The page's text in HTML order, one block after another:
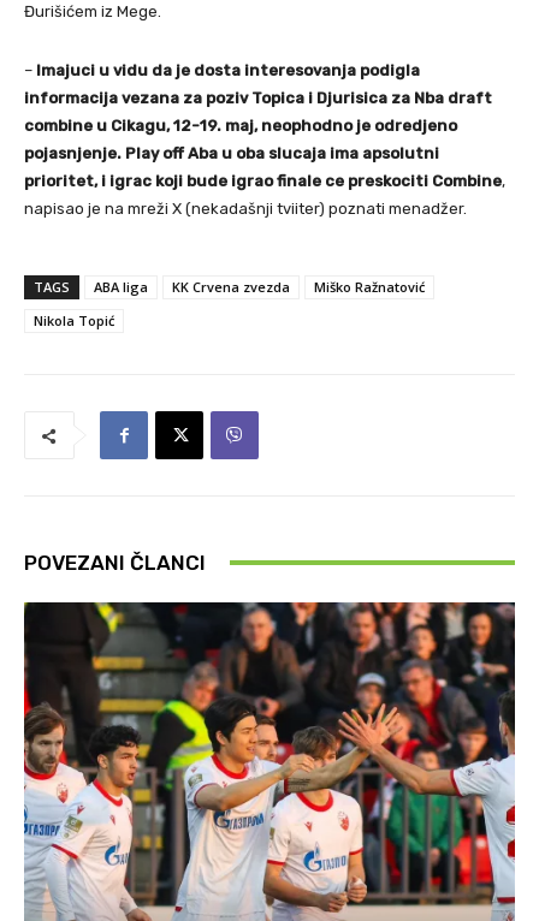
Đurišićem iz Mege.
– Imajuci u vidu da je dosta interesovanja podigla
informacija vezana za poziv Topica i Djurisica za Nba draft
combine u Cikagu, 12-19. maj, neophodno je odredjeno
pojasnjenje. Play off Aba u oba slucaja ima apsolutni
prioritet, i igrac koji bude igrao finale ce preskociti Combine,
napisao je na mreži X (nekadašnji tviiter) poznati menadžer.
TAGS ABA liga KK Crvena zvezda
Miško Ražnatović
Nikola Topić
POVEZANI ČLANCI